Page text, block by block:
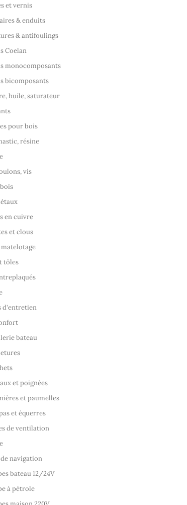
et vernis
& enduits
& antifoulings
Coelan
monocomposants
bicomposants
huile, saturateur
pour bois
résine
vis
en cuivre
et clous
tôles
d'entretien
bateau
et poignées
et paumelles
et équerres
de ventilation
de navigation
bateau 12/24V
à pétrole